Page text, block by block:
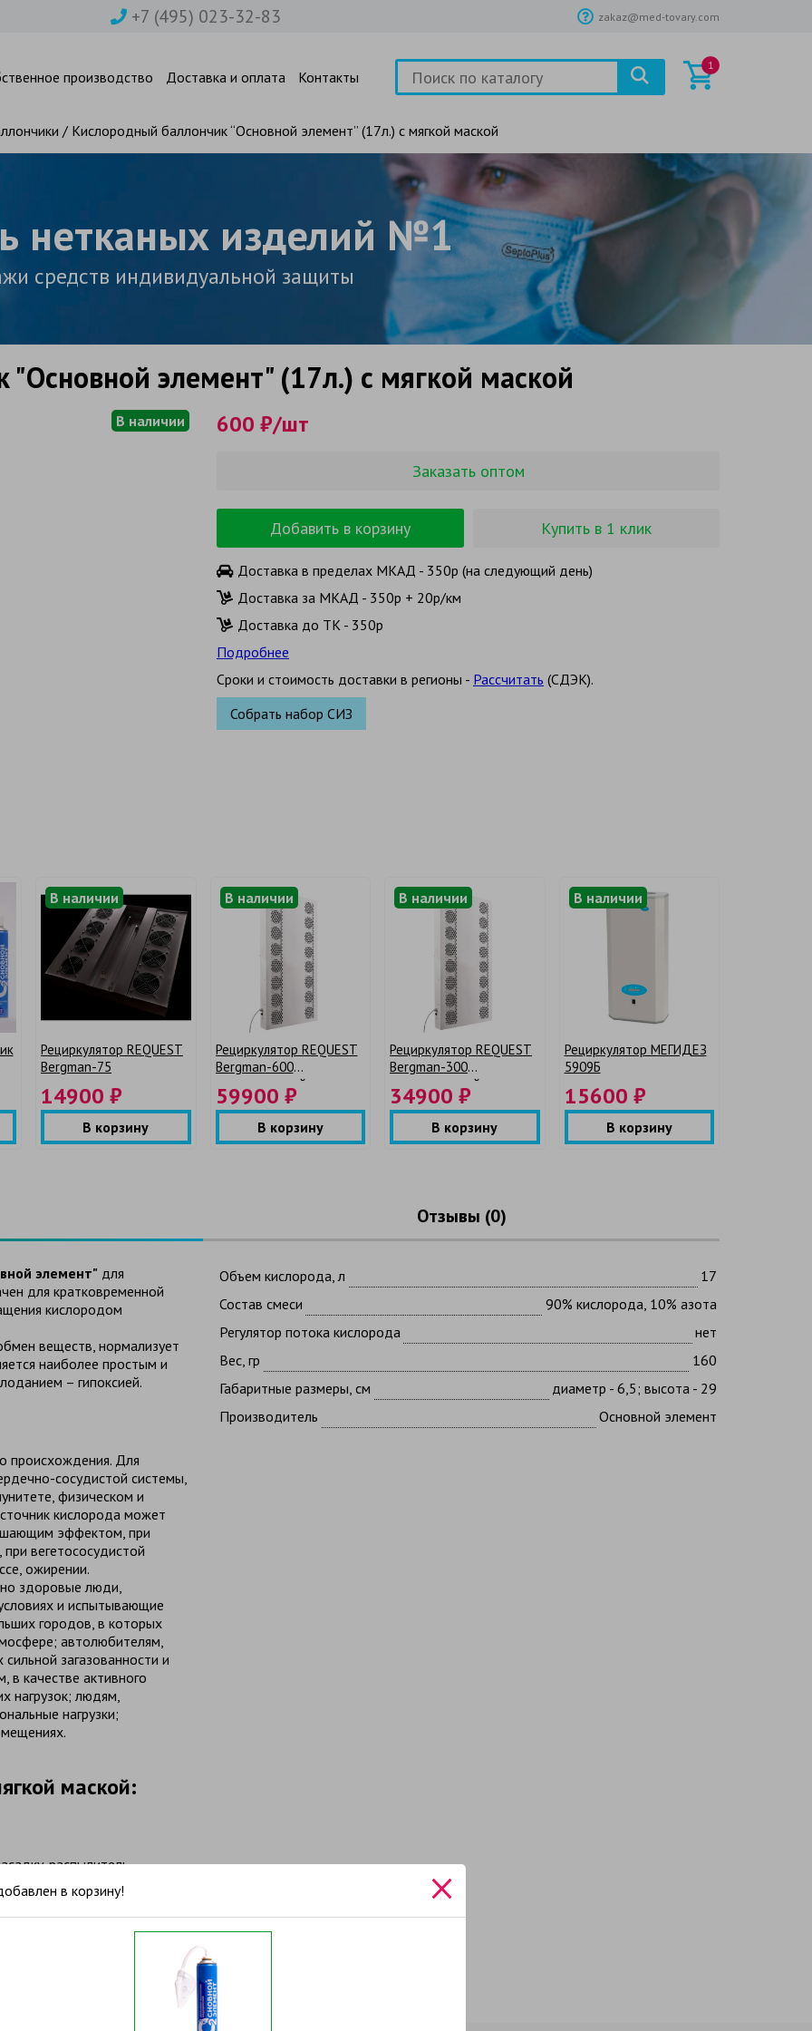
+7 (495) 023-32-83 zakaz@med-tovary.com
производство Доставка и оплата Контакты
1
/ Кислородный баллончик “Основной элемент” (17л.) с мягкой маской
нетканых изделий №1
средств индивидуальной защиты
элемент" (17л.) с мягкой маской
В наличии 600 ₽/шт
Заказать оптом
Добавить в корзину Купить в 1 клик
Доставка в пределах МКАД - 350р (на следующий день)
Доставка за МКАД - 350р + 20р/км
Доставка до ТК - 350р
Подробнее
Сроки и стоимость доставки в регионы - Рассчитать (СДЭК).
Собрать набор СИЗ
В наличии
Рециркулятор REQUEST
Bergman-75
14900 ₽
В корзину
В наличии
Рециркулятор REQUEST
Bergman-600
промышленный
59900 ₽
В корзину
В наличии
Рециркулятор REQUEST
Bergman-300
промышленный
34900 ₽
В корзину
В наличии
Рециркулятор МЕГИДЕЗ
5909Б
15600 ₽
В корзину
Отзывы (0)
элемент" для
для кратковременной
кислородом
веществ, нормализует
наиболее простым и
– гипоксией.
происхождения. Для
сосудистой системы,
физическом и
кислорода может
эффектом, при
вегетососудистой
ожирении.
здоровые люди,
и испытывающие
городов, в которых
автолюбителям,
загазованности и
в качестве активного
нагрузок; людям,
нагрузки;
маской:
распылитель
носа и рта.
сделайте глубокий
Объем кислорода, л
17
Состав смеси
90% кислорода, 10% азота
Регулятор потока кислорода
нет
Вес, гр
160
Габаритные размеры, см
диаметр - 6,5; высота - 29
Производитель
Основной элемент
в корзину!